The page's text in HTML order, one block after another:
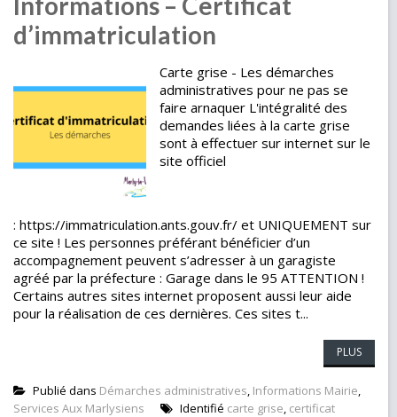
d’immatriculation
Carte grise - Les démarches
administratives pour ne pas se
faire arnaquer L'intégralité des
demandes liées à la carte grise
sont à effectuer sur internet sur le
site officiel
: https://immatriculation.ants.gouv.fr/ et UNIQUEMENT sur
ce site ! Les personnes préférant bénéficier d’un
accompagnement peuvent s’adresser à un garagiste
agréé par la préfecture : Garage dans le 95 ATTENTION !
Certains autres sites internet proposent aussi leur aide
pour la réalisation de ces dernières. Ces sites t...
PLUS
Publié dans Démarches administratives, Informations Mairie,
Services Aux Marlysiens
Identifié carte grise, certificat